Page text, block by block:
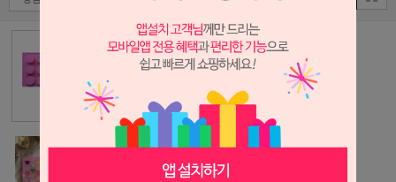
DB001 - 원형 15
2,400원